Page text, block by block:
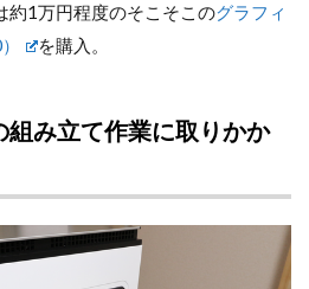
約1万円程度のそこそこのグラフィ
を購入。
組み立て作業に取りかか